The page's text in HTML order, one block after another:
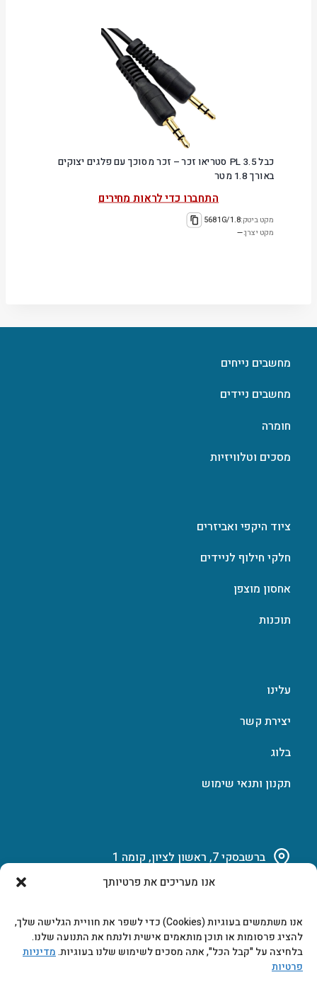
אנו מעריכים את פרטיותך
אנו משתמשים בעוגיות (Cookies) כדי לשפר את חוויית הגלישה שלך,
להציג פרסומות או תוכן מותאמים אישית ולנתח את התנועה שלנו.
בלחיצה על "קבל הכל", אתה מסכים לשימוש שלנו בעוגיות.מדיניות
פרטיות
כבל PL 3.5 סטריאו זכר – זכר מסוכך עם פלגים יצוקים
באורך 1.8 מטר
התחברו כדי לראות מחירים
מקט ביטק:5681G/1.8
מקט יצרן:—
מחשבים נייחים
מחשבים ניידים
חומרה
מסכים וטלוויזיות
ציוד היקפי ואביזרים
חלקי חילוף לניידים
אחסון מוצפן
תוכנות
עלינו
יצירת קשר
בלוג
תקנון ותנאי שימוש
ברשבסקי 7, ראשון לציון, קומה 1
marketing@b-tech.co.il